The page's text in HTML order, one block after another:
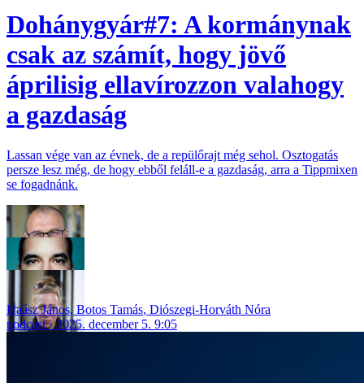
Dohánygyár#7: A kormánynak
csak az számít, hogy jövő
áprilisig ellavírozzon valahogy
a gazdaság
Lassan vége van az évnek, de a repülőrajt még sehol. Osztogatás
persze lesz még, de hogy ebből feláll-e a gazdaság, arra a Tippmixen
se fogadnánk.
Haász János, Botos Tamás, Diószegi-Horváth Nóra
podcast
2025. december 5. 9:05